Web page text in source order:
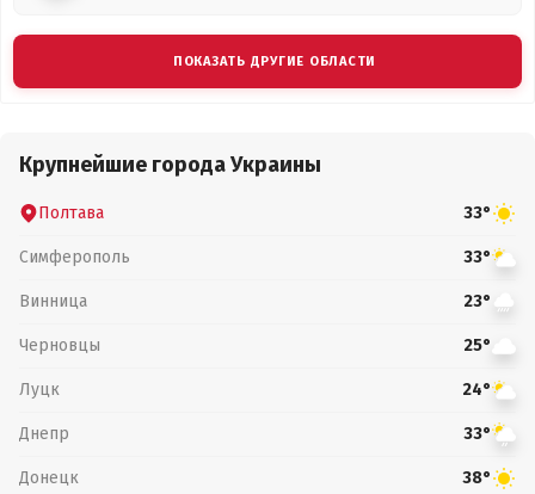
ПОКАЗАТЬ ДРУГИЕ ОБЛАСТИ
Крупнейшие города Украины
Полтава 33°
Симферополь 33°
Винница 23°
Черновцы 25°
Луцк 24°
Днепр 33°
Донецк 38°